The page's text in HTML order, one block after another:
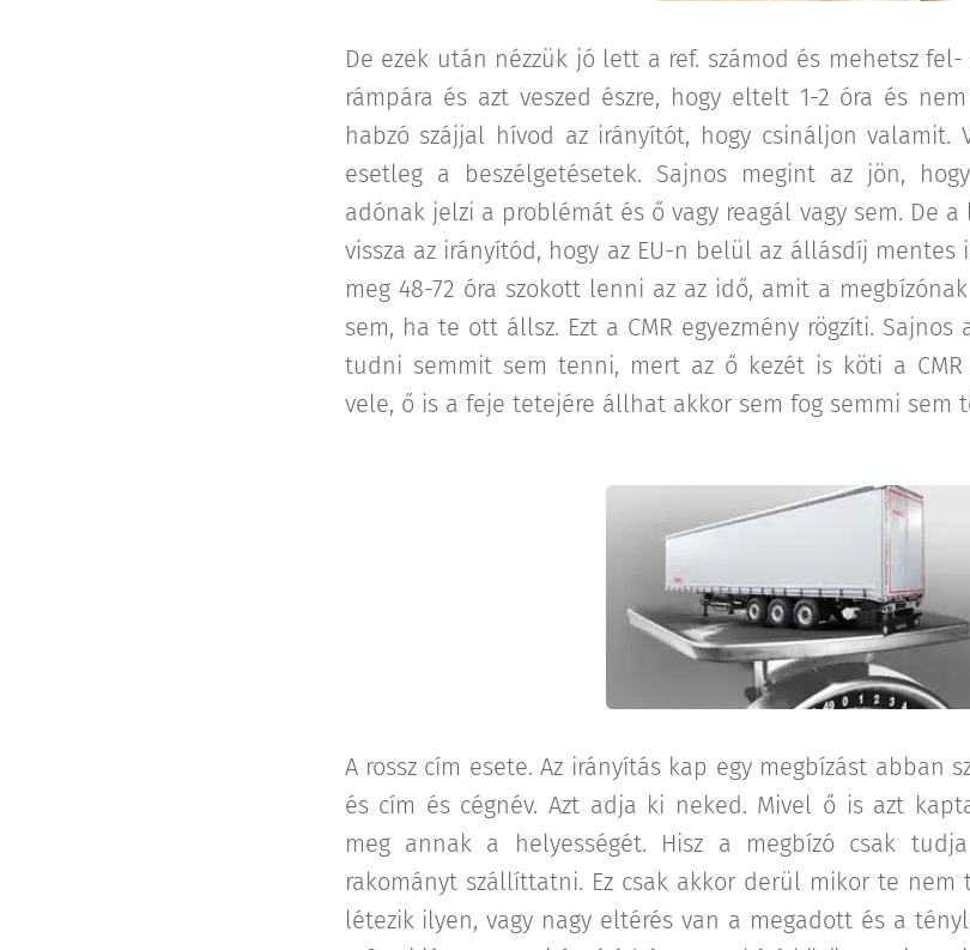
De ezek után nézzük jó lett a ref. számod és mehetsz
rámpára és azt veszed észre, hogy eltelt 1-2 óra és
habzó szájjal hívod az irányítót, hogy csináljon valamit.
esetleg a beszélgetésetek. Sajnos megint az jön,
adónak jelzi a problémát és ő vagy reagál vagy sem. De
vissza az irányítód, hogy az EU-n belül az állásdíj mentes
meg 48-72 óra szokott lenni az az idő, amit a
sem, ha te ott állsz. Ezt a CMR egyezmény rögzíti.
tudni semmit sem tenni, mert az ő kezét is köti a CMR
vele, ő is a feje tetejére állhat akkor sem fog semmi sem
A rossz cím esete. Az irányítás kap egy megbízást abban
és cím és cégnév. Azt adja ki neked. Mivel ő is azt
meg annak a helyességét. Hisz a megbízó csak
rakományt szállíttatni. Ez csak akkor derül mikor te
létezik ilyen, vagy nagy eltérés van a megadott és a